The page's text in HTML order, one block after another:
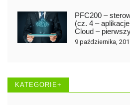
PFC200 –
(cz. 4 –
Cloud –
9 października,
KATEGORIE+